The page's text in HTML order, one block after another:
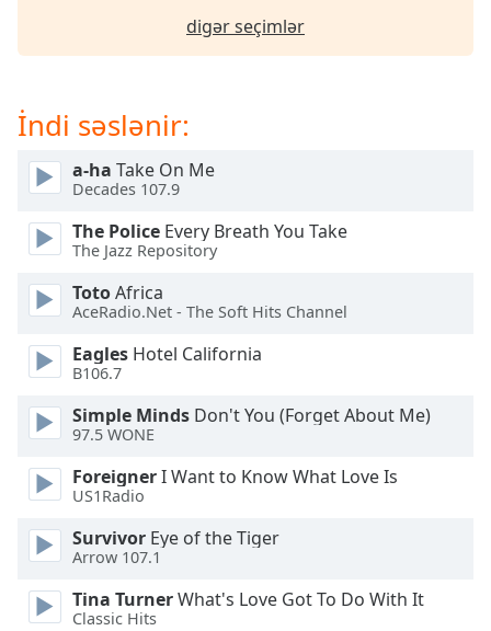
Picture-
Picture
Fullscreen
This
modal
window.
Beginning
dialog
window.
Escape
and
close
window.
digər seçimlər
İndi səslənir:
a-ha Take On Me
Decades 107.9
The Police Every Breath You Take
The Jazz Repository
TotoAfrica
AceRadio.Net - The Soft Hits Channel
Eagles Hotel California
B106.7
Simple Minds Don't You (Forget About Me)
97.5 WONE
ForeignerI Want to Know What Love Is
US1Radio
Survivor Eye of the Tiger
Arrow 107.1
Tina TurnerWhat's Love Got To Do With It
Classic Hits